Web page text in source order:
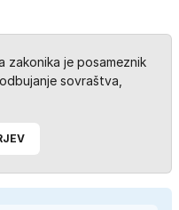
zakonika je posameznik
sovraštva,